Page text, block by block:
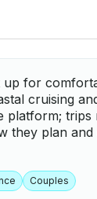
up for
cruising
platform;
they plan
Couples